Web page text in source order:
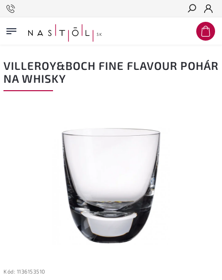
Hľadať
VILLEROY&BOCH FINE FLAVOUR POHÁR
NA WHISKY
Kód: 1136153510